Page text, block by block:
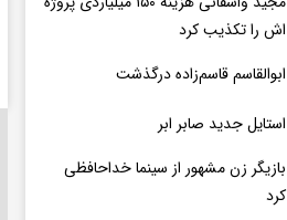
اش را تکذیب کرد
ابوالقاسم قاسم‌زاده درگذشت
استایل جدید صابر ابر
بازیگر زن مشهور از سینما خداحافظی
کرد